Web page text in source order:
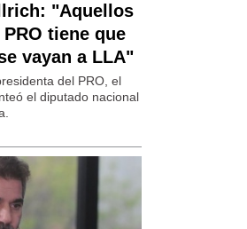
"Aquellos
tiene que
vayan a LLA"
del PRO, el
el diputado nacional